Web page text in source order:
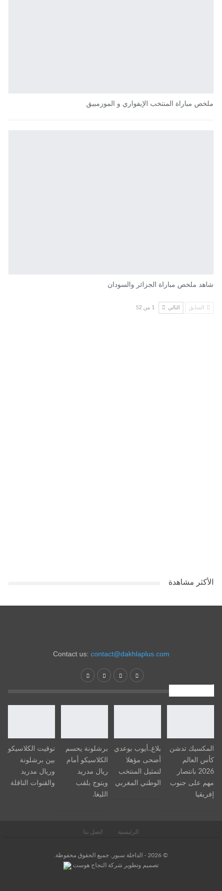
ملخص مباراة المنتخب الإيفواري و الموزمبيق
شاهد ملخص مباراة الجزائر والسودان
السابق التالي
الأكثر مشاهدة
Contact us:contact@dakhlaplus.com
المكسيك تدشن
كأس العالم
2026 بانتصار
مهم على جنوب
إفريقيا
بلاغ..أيوب بوعدي
أضحى مؤهلا
لتمثيل المنتخب
الوطني المغربي
برشلونة يحسم
الكلاسيكو أمام
ريال مدريد
ويتوج بلقب
الليغا.
توقيت الكلاسيكو
بين برشلونة
وريال مدريد
والقنوات الناقلة
الرئيسية اتصل بنا
© 2026 - الداخلة سبور. جميع الحقوق محفوظة.
تصميم وتطويرشركةالنجاح هوست